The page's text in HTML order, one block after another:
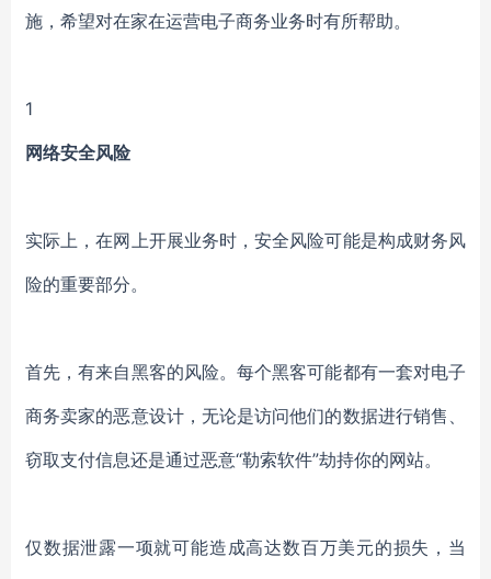
施，希望对在家在运营电子商务业务时有所帮助。
1
网络安全风险
实际上，在网上开展业务时，安全风险可能是构成财务风
险的重要部分。
首先，有来自黑客的风险。每个黑客可能都有一套对电子
商务卖家的恶意设计，无论是访问他们的数据进行销售、
窃取支付信息还是通过恶意“勒索软件”劫持你的网站。
仅数据泄露一项就可能造成高达数百万美元的损失，当